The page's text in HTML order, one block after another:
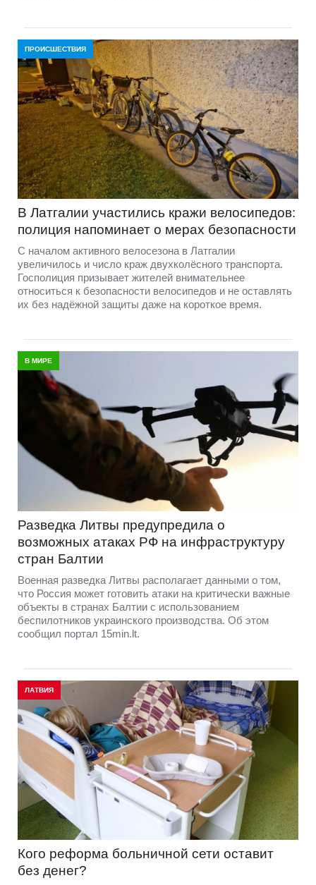
ПРОИСШЕСТВИЯ
В Латгалии участились кражи велосипедов:
полиция напоминает о мерах безопасности
С началом активного велосезона в Латгалии
увеличилось и число краж двухколёсного транспорта.
Госполиция призывает жителей внимательнее
относиться к безопасности велосипедов и не оставлять
их без надёжной защиты даже на короткое время.
В МИРЕ
Разведка Литвы предупредила о
возможных атаках РФ на инфраструктуру
стран Балтии
Военная разведка Литвы располагает данными о том,
что Россия может готовить атаки на критически важные
объекты в странах Балтии с использованием
беспилотников украинского производства. Об этом
сообщил портал 15min.lt.
ЛАТВИЯ
Кого реформа больничной сети оставит
без денег?